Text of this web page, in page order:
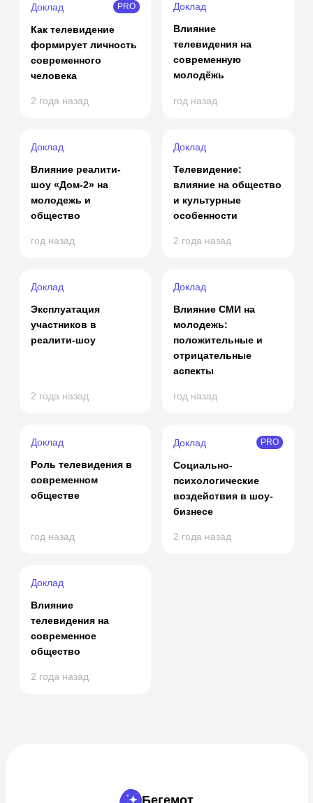
Доклад PRO
Как телевидение
формирует личность
современного
человека
2 года назад
Доклад
Влияние
телевидения на
современную
молодёжь
год назад
Доклад
Влияние реалити-
шоу «Дом-2» на
молодежь и
общество
год назад
Доклад
Телевидение:
влияние на общество
и культурные
особенности
2 года назад
Доклад
Эксплуатация
участников в
реалити-шоу
2 года назад
Доклад
Влияние СМИ на
молодежь:
положительные и
отрицательные
аспекты
год назад
Доклад
Роль телевидения в
современном
обществе
год назад
Доклад PRO
Социально-
психологические
воздействия в шоу-
бизнесе
2 года назад
Доклад
Влияние
телевидения на
современное
общество
2 года назад
Бегемот